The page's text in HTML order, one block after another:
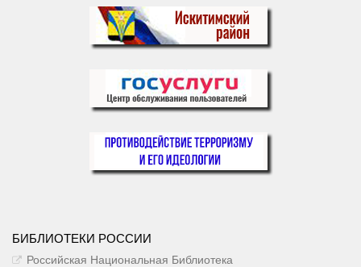
БИБЛИОТЕКИ РОССИИ
Российская Национальная Библиотека